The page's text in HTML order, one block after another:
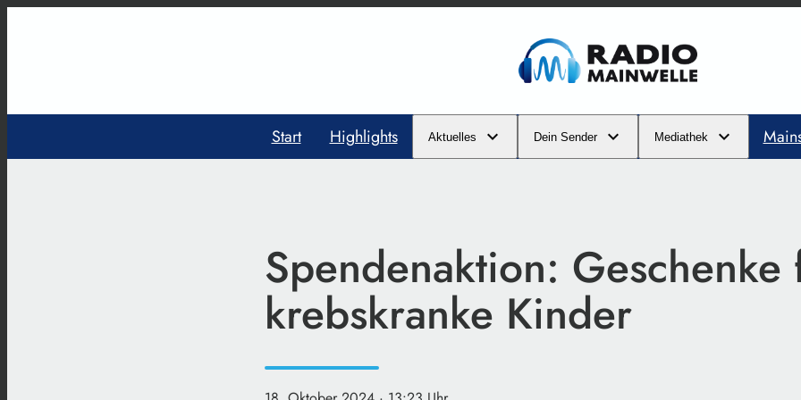
Start Highlights Aktuelles Dein Sender Mediathek
Spendenaktion: Geschenke
krebskranke Kinder